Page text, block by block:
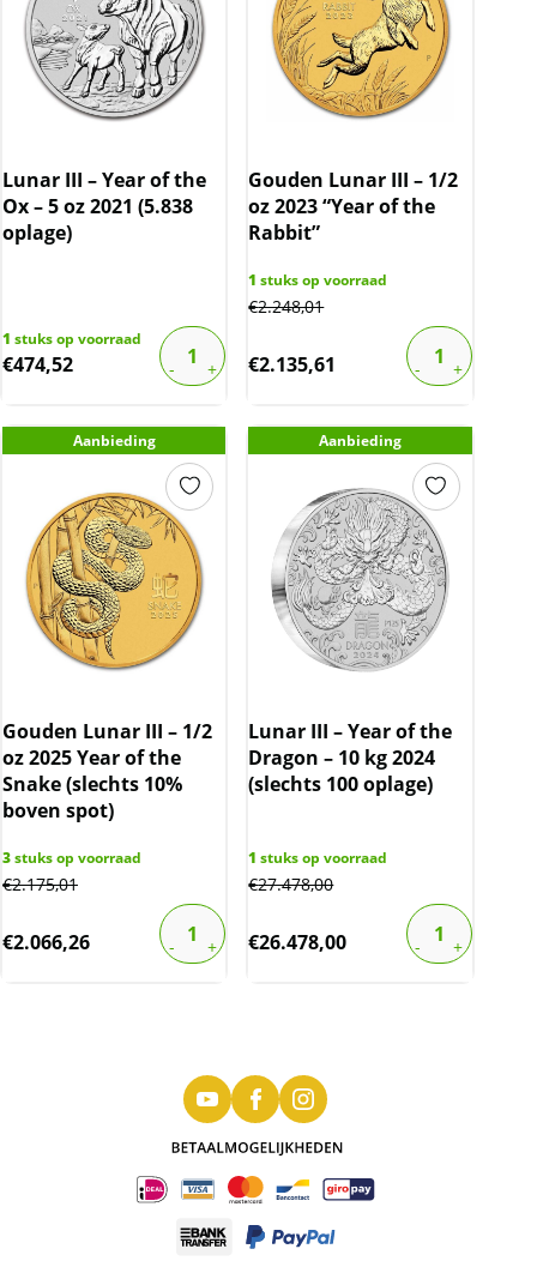
Lunar III – Year of the
Ox – 5 oz 2021 (5.838
oplage)
1 stuks op voorraad
€474,52
Gouden Lunar III – 1/2
oz 2023 “Year of the
Rabbit”
1 stuks op voorraad
€2.248,01
€2.135,61
Aanbieding
Gouden Lunar III – 1/2
oz 2025 Year of the
Snake (slechts 10%
boven spot)
3stuks op voorraad
€2.175,01
€2.066,26
Aanbieding
Lunar III – Year of the
Dragon – 10 kg 2024
(slechts 100 oplage)
1 stuks op voorraad
€27.478,00
€26.478,00